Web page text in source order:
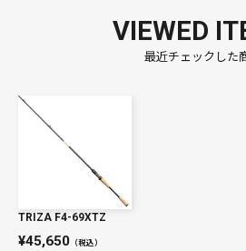
VIEWED
最近チェックした
TRIZA F4-69XTZ
45,650 （税込）